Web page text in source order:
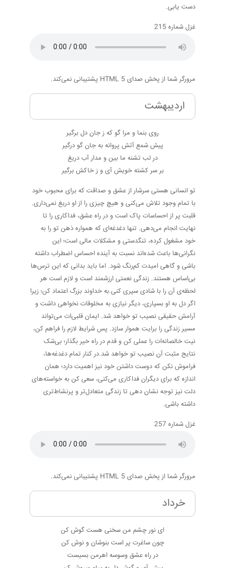
دست یابی.
غزل شماره 215
مرورگر شما از پخش صدای HTML 5 پشتیبانی نمی‌کند.
اردیبهشت
روی بنما و مرا گو که ز جان دل برگیر
پیش شمع آتش پروانه به جان گو درگیر
در لب تشنه ما بین و مدار آب دریغ
بر سر کشته خویش آی و ز خاکش برگیر
تو انسانی هستی سرشار از عشق و صداقت که برای محبوب خود
با تمام وجود تلاش می‌کنی و هیچ چیزی را از او دریغ نمی‌داری.
قلبت پر از احساسات پاک است و در راه عشق، فداکاری را تا
نهایت انجام می‌دهی. تنها دغدغه‌ای که همواره ذهن تو را به
خود مشغول کرده، تنگدستی و مشکلات مالی است؛ این
نگرانی‌ها باعث شده‌اند نسبت به آینده احساس اضطراب داشته
باشی و گاهی امیدت کم‌رنگ شود. اما باید بدانی که این ترس‌ها
بی‌اساس هستند. زندگی نعمتی ارزشمند است و لازم است هر
لحظه‌ی آن را با شادی سپری کنی.به خداوند بزرگ اعتماد کن؛ زیرا
اگر دل به او بسپاری، دیگر نیازی به مخلوقات نخواهی داشت و
آرامش حقیقی نصیب تو خواهد شد. ایمان قلبی‌ات می‌تواند
مسیر زندگی را برایت هموار سازد. پس شرایط لازم را فراهم کن،
نیت خالصانه‌ات را عملی کن و قدم در راه خیر بگذار؛ بی‌شک
نتایج مثبت آن نصیب تو خواهد شد.در کنار تمام دغدغه‌ها،
فراموش نکن که دوست داشتن خود نیز اهمیت دارد؛ همان
اندازه که برای دیگران فداکاری می‌کنی، سعی کن به خواسته‌های
دلت نیز توجه نشان دهی تا زندگی متعادل‌تر و پرنشاط‌تری
داشته باشی.
غزل شماره 257
مرورگر شما از پخش صدای HTML 5 پشتیبانی نمی‌کند.
خرداد
ای نور چشم من سخنی هست گوش کن
چون ساغرت پر است بنوشان و نوش کن
در راه عشق وسوسه اهرمن بسیست